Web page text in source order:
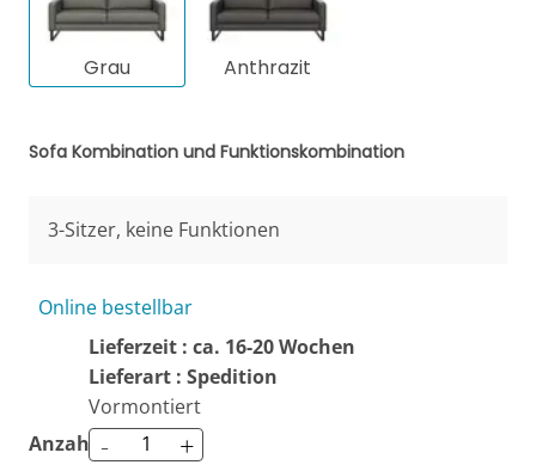
Grau Anthrazit
Sofa Kombination und Funktionskombination
3-Sitzer, keine Funktionen
Online bestellbar
Lieferzeit : ca. 16-20 Wochen
Lieferart : Spedition
Vormontiert
Anzahl - +